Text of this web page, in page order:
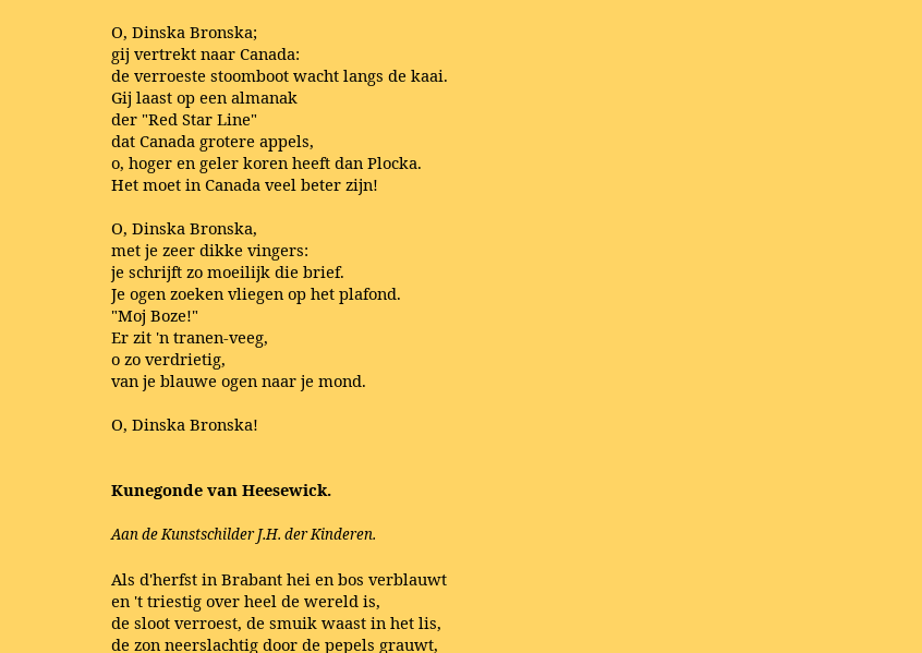
O, Dinska Bronska;
gij vertrekt naar Canada:
de verroeste stoomboot wacht langs de kaai.
Gij laast op een almanak
der "Red Star Line"
dat Canada grotere appels,
o, hoger en geler koren heeft dan Plocka.
Het moet in Canada veel beter zijn!
O, Dinska Bronska,
met je zeer dikke vingers:
je schrijft zo moeilijk die brief.
Je ogen zoeken vliegen op het plafond.
"Moj Boze!"
Er zit 'n tranen-veeg,
o zo verdrietig,
van je blauwe ogen naar je mond.
O, Dinska Bronska!
Kunegonde van Heesewick.
Aan de Kunstschilder J.H. der Kinderen.
Als d'herfst in Brabant hei en bos verblauwt
en 't triestig over heel de wereld is,
de sloot verroest, de smuik waast in het lis,
de zon neerslachtig door de pepels grauwt,